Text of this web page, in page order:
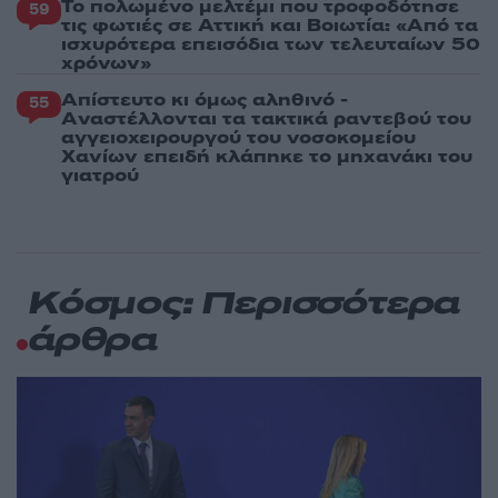
59 Το πολωμένο μελτέμι που τροφοδότησε
τις φωτιές σε Αττική και Βοιωτία: «Από τα
ισχυρότερα επεισόδια των τελευταίων 50
χρόνων»
55 Απίστευτο κι όμως αληθινό -
Aναστέλλονται τα τακτικά ραντεβού του
αγγειοχειρουργού του νοσοκομείου
Χανίων επειδή κλάπηκε το μηχανάκι του
γιατρού
Κόσμος: Περισσότερα
άρθρα